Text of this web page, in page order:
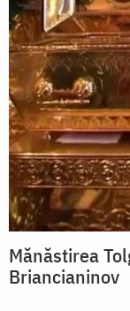
Mănăstirea
Briancianinov